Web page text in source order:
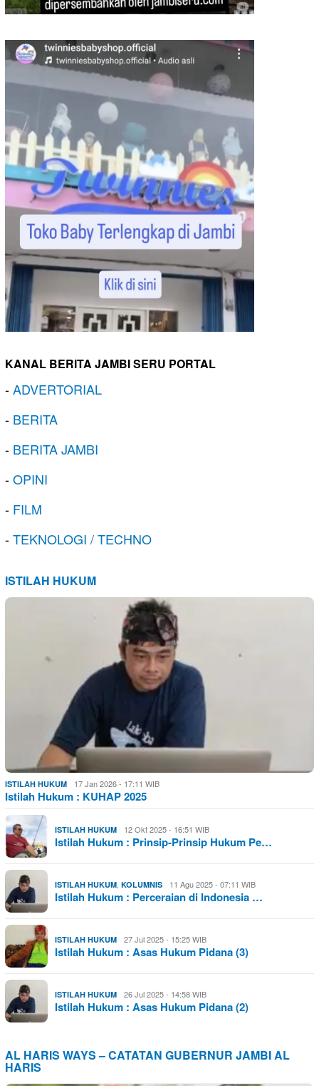
KANAL BERITA JAMBI SERU PORTAL
-ADVERTORIAL
- BERITA
- BERITA JAMBI
-OPINI
- FILM
-TEKNOLOGI / TECHNO
ISTILAH HUKUM
ISTILAH HUKUM 17 Jan 2026 - 17:11 WIB
Istilah Hukum : KUHAP 2025
ISTILAH HUKUM 12 Okt 2025 - 16:51 WIB
Istilah Hukum : Prinsip-Prinsip Hukum Pe…
ISTILAH HUKUM KOLUMNIS 11 Agu 2025 - 07:11 WIB
Istilah Hukum : Perceraian di Indonesia …
ISTILAH HUKUM 27 Jul 2025 - 15:25 WIB
Istilah Hukum : Asas Hukum Pidana (3)
ISTILAH HUKUM 26 Jul 2025 - 14:58 WIB
Istilah Hukum : Asas Hukum Pidana (2)
AL HARIS WAYS – CATATAN GUBERNUR JAMBI AL
HARIS